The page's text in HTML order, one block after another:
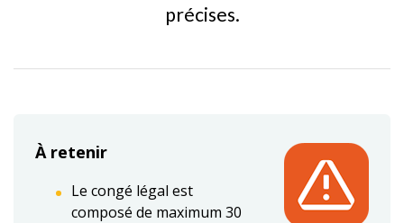
précises.
À retenir
Le congé légal est
composé de maximum 30